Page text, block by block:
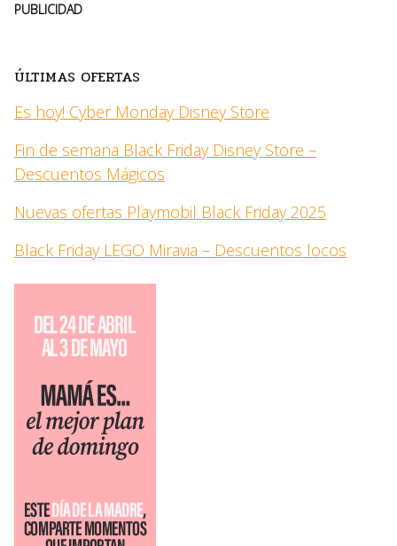
PUBLICIDAD
ÚLTIMAS OFERTAS
Es hoy! Cyber Monday Disney Store
Fin de semana Black Friday Disney Store –
Descuentos Mágicos
Nuevas ofertas Playmobil Black Friday 2025
Black Friday LEGO Miravia – Descuentos locos